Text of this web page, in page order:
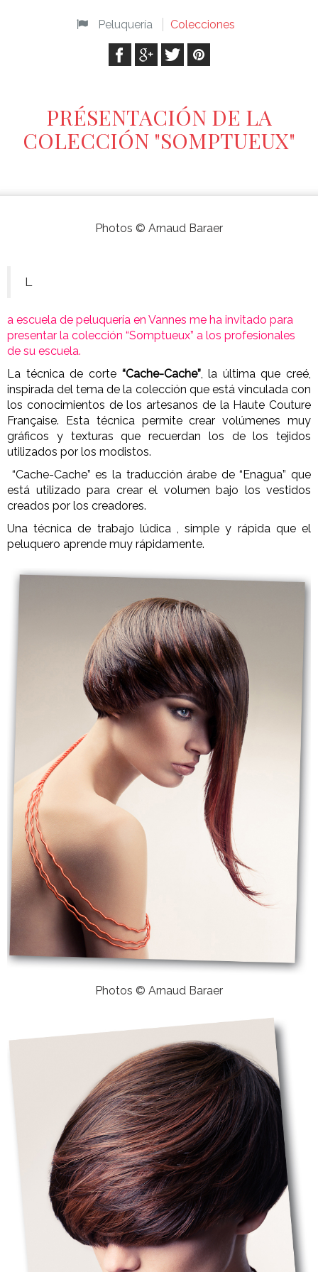
Peluquería Colecciones
PRÉSENTACIÓN DE LA
COLECCIÓN "SOMPTUEUX"
Photos © Arnaud Baraer
L
a escuela de peluquería en Vannes me ha invitado para
presentar la colección “Somptueux” a los profesionales
de su escuela.
La técnica de corte “Cache-Cache”, la última que creé,
inspirada del tema de la colección que está vinculada con
los conocimientos de los artesanos de la Haute Couture
Française. Esta técnica permite crear volúmenes muy
gráficos y texturas que recuerdan los de los tejidos
utilizados por los modistos.
“Cache-Cache” es la traducción árabe de “Enagua” que
está utilizado para crear el volumen bajo los vestidos
creados por los creadores.
Una técnica de trabajo lúdica , simple y rápida que el
peluquero aprende muy rápidamente.
Photos © Arnaud Baraer